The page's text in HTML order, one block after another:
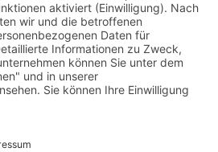
Spargelhof Beeck
Eichenweg 6
Hamberge
beeck.de